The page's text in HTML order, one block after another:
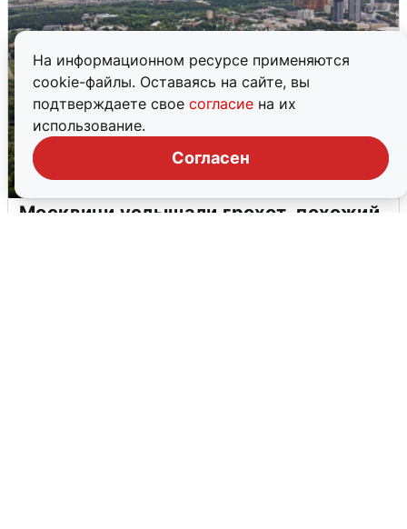
На информационном ресурсе применяются
cookie-файлы. Оставаясь на сайте, вы
подтверждаете свое согласие на их
использование.
Согласен
Москвичи услышали грохот, похожий